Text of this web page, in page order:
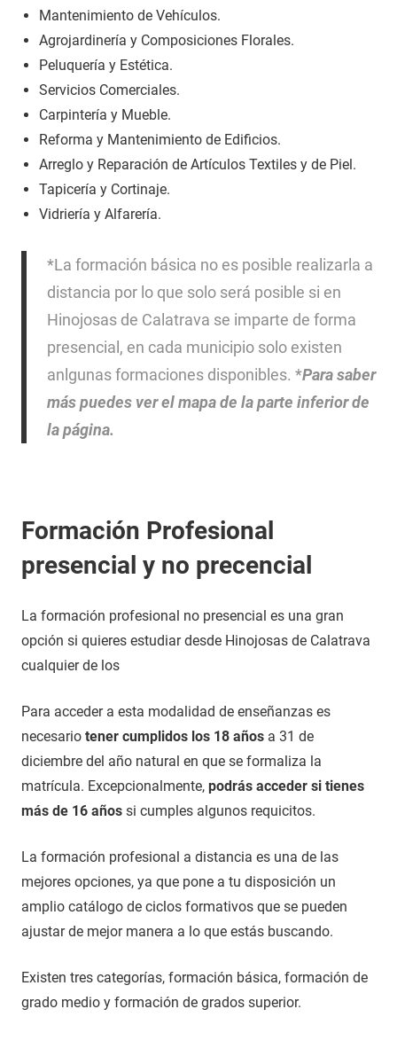
Mantenimiento de Vehículos.
Agrojardinería y Composiciones Florales.
Peluquería y Estética.
Servicios Comerciales.
Carpintería y Mueble.
Reforma y Mantenimiento de Edificios.
Arreglo y Reparación de Artículos Textiles y de Piel.
Tapicería y Cortinaje.
Vidriería y Alfarería.
*La formación básica no es posible realizarla a
distancia por lo que solo será posible si en
Hinojosas de Calatrava se imparte de forma
presencial, en cada municipio solo existen
anlgunas formaciones disponibles. *Para saber
más puedes ver el mapa de la parte inferior de
la página.
Formación Profesional
presencial y no precencial
La formación profesional no presencial es una gran
opción si quieres estudiar desde Hinojosas de Calatrava
cualquier de los
Para acceder a esta modalidad de enseñanzas es
necesario tener cumplidos los 18 años a 31 de
diciembre del año natural en que se formaliza la
matrícula. Excepcionalmente, podrás acceder si tienes
más de 16 años si cumples algunos requicitos.
La formación profesional a distancia es una de las
mejores opciones, ya que pone a tu disposición un
amplio catálogo de ciclos formativos que se pueden
ajustar de mejor manera a lo que estás buscando.
Existen tres categorías, formación básica, formación de
grado medio y formación de grados superior.